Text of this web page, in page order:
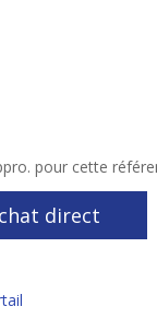
pour cette
direct